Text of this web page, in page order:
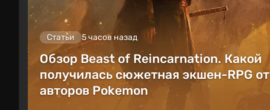
Статьи 5 часов назад
Обзор Beast of Reincarnation. Какой
получилась сюжетная экшен-RPG от
авторов Pokemon